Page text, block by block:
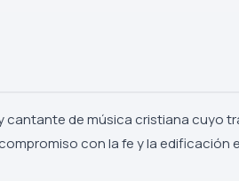
cantante de música cristiana cuyo
con la fe y la